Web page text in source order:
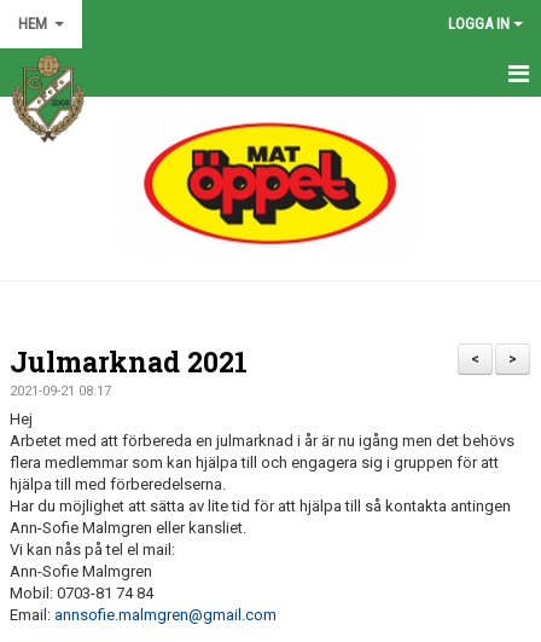
HEM LOGGA IN
HEM
KALENDER
BILDGALLERI
MATCHER
VÅRA LAG
BLI MEDLEM
>
<
Julmarknad 2021
2021-09-21 08:17
Hej
Arbetet med att förbereda en julmarknad i år är nu igång men det behövs
flera medlemmar som kan hjälpa till och engagera sig i gruppen för att
hjälpa till med förberedelserna.
Har du möjlighet att sätta av lite tid för att hjälpa till så kontakta antingen
Ann-Sofie Malmgren eller kansliet.
Vi kan nås på tel el mail:
Ann-Sofie Malmgren
Mobil: 0703-81 74 84
Email: annsofie.malmgren@gmail.com